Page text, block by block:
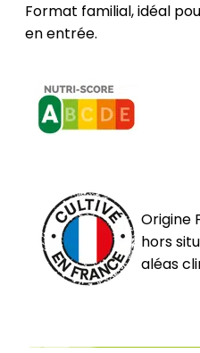
Format familial, idéal
en entrée.
Origine
hors
aléas